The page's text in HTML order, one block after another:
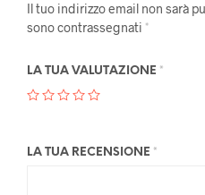
Il tuo indirizzo email non sarà
sono contrassegnati *
LA TUA VALUTAZIONE *
LA TUA RECENSIONE *